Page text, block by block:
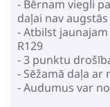
- Bērnam viegli
daļai nav
- Atbilst
R129
- 3 punktu
- Sēžamā daļa
- Audumus var